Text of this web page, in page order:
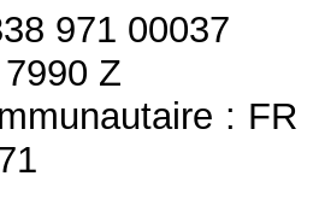
971 00037
Z
: FR